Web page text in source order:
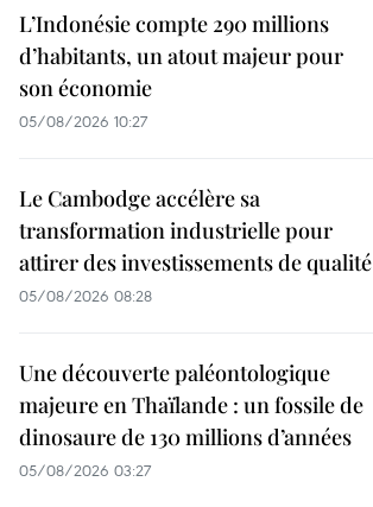
L’Indonésie compte 290 millions
d’habitants, un atout majeur pour
son économie
05/08/2026 10:27
Le Cambodge accélère sa
transformation industrielle pour
attirer des investissements de qualité
05/08/2026 08:28
Une découverte paléontologique
majeure en Thaïlande : un fossile de
dinosaure de 130 millions d’années
05/08/2026 03:27